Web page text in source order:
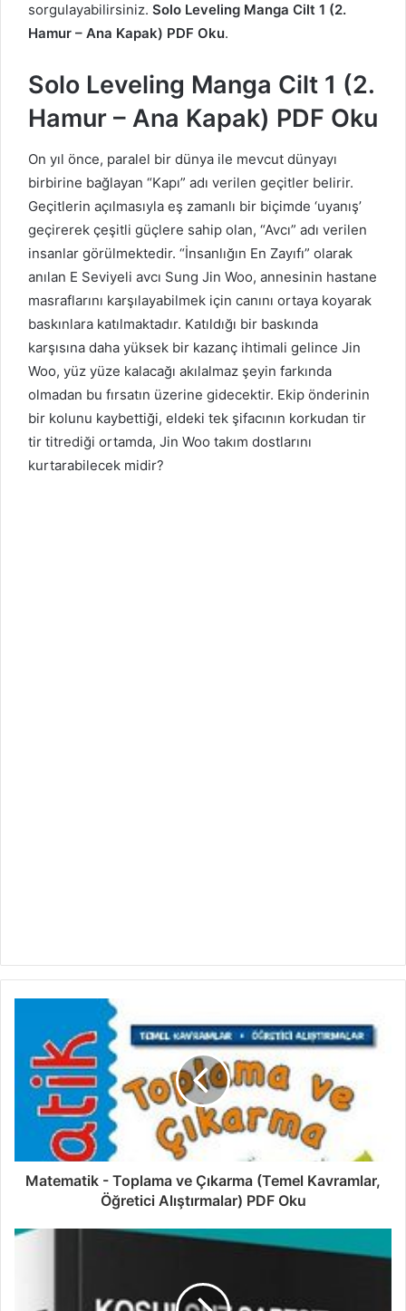
sorgulayabilirsiniz. Solo Leveling Manga Cilt 1 (2.
Hamur – Ana Kapak) PDF Oku.
Solo Leveling Manga Cilt 1 (2.
Hamur – Ana Kapak) PDF Oku
On yıl önce, paralel bir dünya ile mevcut dünyayı
birbirine bağlayan “Kapı” adı verilen geçitler belirir.
Geçitlerin açılmasıyla eş zamanlı bir biçimde ‘uyanış’
geçirerek çeşitli güçlere sahip olan, “Avcı” adı verilen
insanlar görülmektedir. “İnsanlığın En Zayıfı” olarak
anılan E Seviyeli avcı Sung Jin Woo, annesinin hastane
masraflarını karşılayabilmek için canını ortaya koyarak
baskınlara katılmaktadır. Katıldığı bir baskında
karşısına daha yüksek bir kazanç ihtimali gelince Jin
Woo, yüz yüze kalacağı akılalmaz şeyin farkında
olmadan bu fırsatın üzerine gidecektir. Ekip önderinin
bir kolunu kaybettiği, eldeki tek şifacının korkudan tir
tir titrediği ortamda, Jin Woo takım dostlarını
kurtarabilecek midir?
Matematik - Toplama ve Çıkarma (Temel Kavramlar,
Öğretici Alıştırmalar) PDF Oku